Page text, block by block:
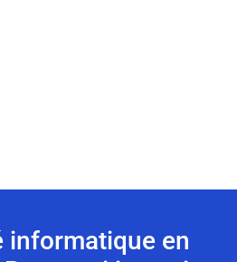
informatique en